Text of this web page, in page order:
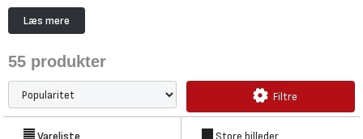
Læs mere
55 produkter
Filtre